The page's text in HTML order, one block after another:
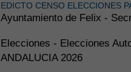
EDICTO CENSO ELECCIONES
Ayuntamiento de Felix -
Elecciones - Elecciones
ANDALUCIA 2026